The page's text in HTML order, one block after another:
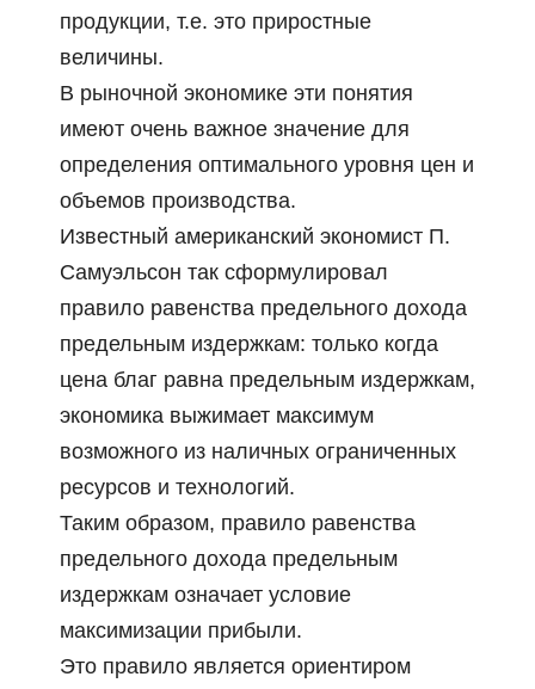
продукции, т.е. это приростные
величины.
В рыночной экономике эти понятия
имеют очень важное значение для
определения оптимального уровня цен и
объемов производства.
Известный американский экономист П.
Самуэльсон так сформулировал
правило равенства предельного дохода
предельным издержкам: только когда
цена благ равна предельным издержкам,
экономика выжимает максимум
возможного из наличных ограниченных
ресурсов и технологий.
Таким образом, правило равенства
предельного дохода предельным
издержкам означает условие
максимизации прибыли.
Это правило является ориентиром